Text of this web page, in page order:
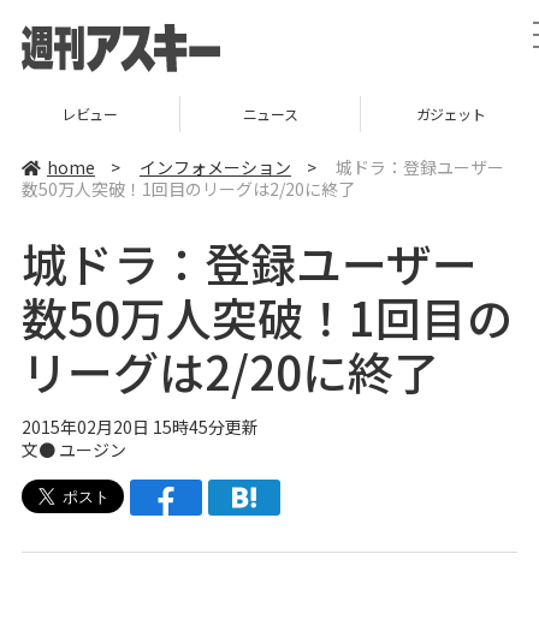
レビュー ニュース ガジェット
home > インフォメーション >
城ドラ：登録ユーザー
数50万人突破！1回目のリーグは2/20に終了
城ドラ：登録ユーザー
数50万人突破！1回目の
リーグは2/20に終了
2015年02月20日 15時45分更新
文● ユージン